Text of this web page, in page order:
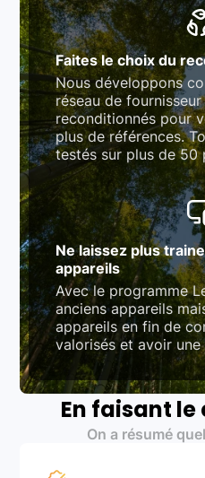
Faites le choix du
Nous développons
réseau de
reconditionnés pour
plus de références.
testés sur plus de
Ne laissez plus
appareils
Avec le programme
anciens appareils
appareils en fin de
valorisés et avoir
En faisant le
On a résumé